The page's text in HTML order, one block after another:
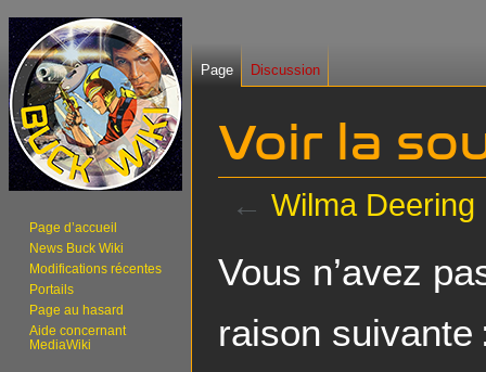
Voir la
← Wilma Deering
à
navigation
à
recherche
Vous n’avez
raison suivante
Page Discussion
Page d’accueil
News Buck Wiki
Modifications récentes
Portails
Page au hasard
Aide concernant
MediaWiki